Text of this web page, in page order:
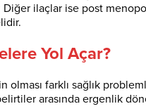
ilaçlar ise post
Yol Açar?
farklı sağlık
arasında ergenlik